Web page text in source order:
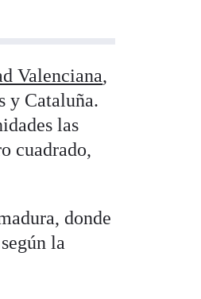
Valenciana,
y Cataluña.
las
cuadrado,
donde
la